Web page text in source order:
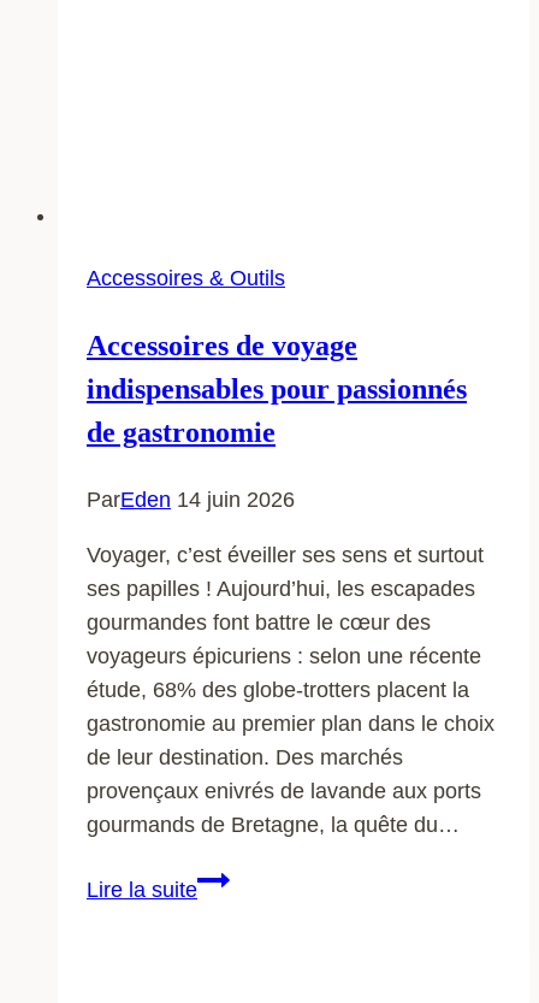
Accessoires & Outils
Accessoires de voyage
indispensables pour passionnés
de gastronomie
ParEden 14 juin 2026
Voyager, c’est éveiller ses sens et surtout
ses papilles ! Aujourd’hui, les escapades
gourmandes font battre le cœur des
voyageurs épicuriens : selon une récente
étude, 68% des globe-trotters placent la
gastronomie au premier plan dans le choix
de leur destination. Des marchés
provençaux enivrés de lavande aux ports
gourmands de Bretagne, la quête du…
Lire la suiteAccessoires